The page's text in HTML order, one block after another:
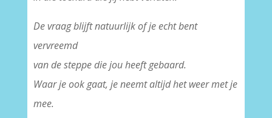
De vraag blijft natuurlijk of je echt bent
vervreemd
van de steppe die jou heeft gebaard.
Waar je ook gaat, je neemt altijd het weer met je
mee.